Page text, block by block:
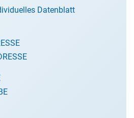
Datenblatt